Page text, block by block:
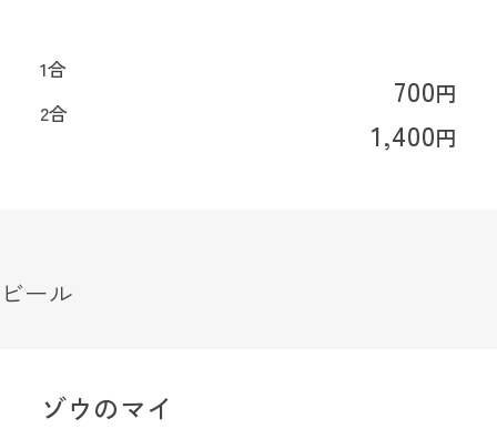
1合
700円
2合
1,400円
ビール
ゾウのマイ